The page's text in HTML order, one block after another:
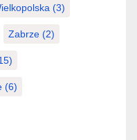
(3)
Zabrze (2)
(6)